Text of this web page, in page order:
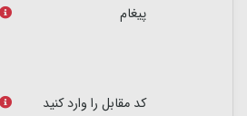
پیغام
کد مقابل را وارد کنید